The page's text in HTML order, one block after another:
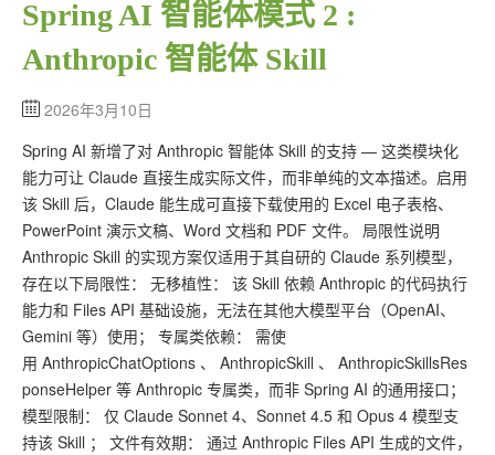
Spring AI 智能体模式 2 :
Anthropic 智能体 Skill
2026年3月10日
Spring AI 新增了对 Anthropic 智能体 Skill 的支持 — 这类模块化
能力可让 Claude 直接生成实际文件，而非单纯的文本描述。启用
该 Skill 后，Claude 能生成可直接下载使用的 Excel 电子表格、
PowerPoint 演示文稿、Word 文档和 PDF 文件。 局限性说明
Anthropic Skill 的实现方案仅适用于其自研的 Claude 系列模型，
存在以下局限性： 无移植性： 该 Skill 依赖 Anthropic 的代码执行
能力和 Files API 基础设施，无法在其他大模型平台（OpenAI、
Gemini 等）使用； 专属类依赖： 需使
用 AnthropicChatOptions 、 AnthropicSkill 、 AnthropicSkillsRes
ponseHelper 等 Anthropic 专属类，而非 Spring AI 的通用接口；
模型限制： 仅 Claude Sonnet 4、Sonnet 4.5 和 Opus 4 模型支
持该 Skill ； 文件有效期： 通过 Anthropic Files API 生成的文件，